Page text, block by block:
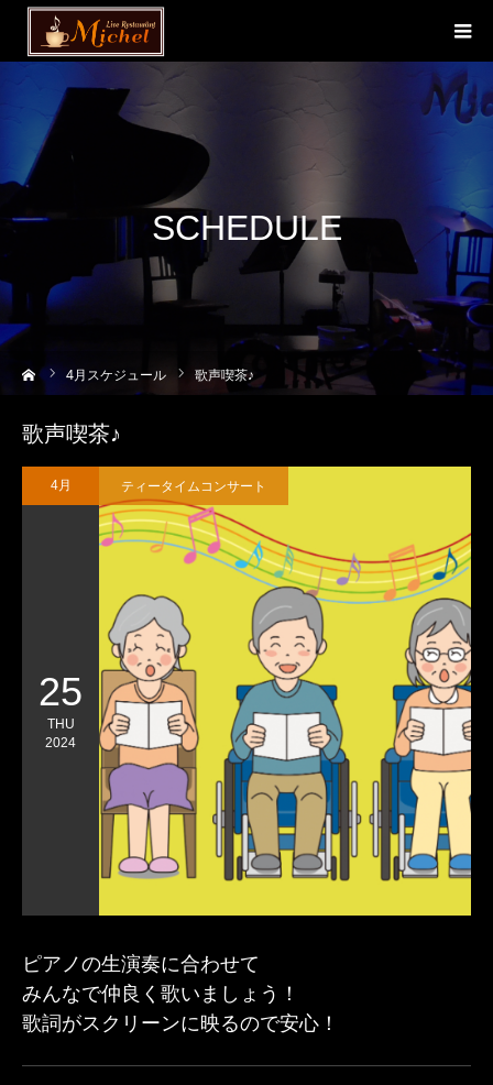
SCHEDULE
4月スケジュール 歌声喫茶♪
歌声喫茶♪
4月
25
THU
2024
ティータイムコンサート
ピアノの生演奏に合わせて
みんなで仲良く歌いましょう！
歌詞がスクリーンに映るので安心！